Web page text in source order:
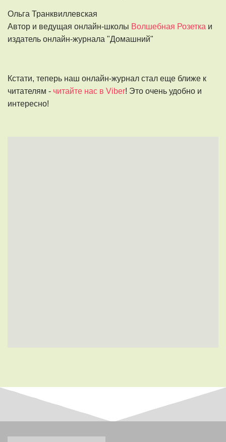
Ольга Транквиллевская
Автор и ведущая онлайн-школы Волшебная Розетка и
издатель онлайн-журнала "Домашний"
Кстати, теперь наш онлайн-журнал стал еще ближе к
читателям - читайте нас в Viber! Это очень удобно и
интересно!